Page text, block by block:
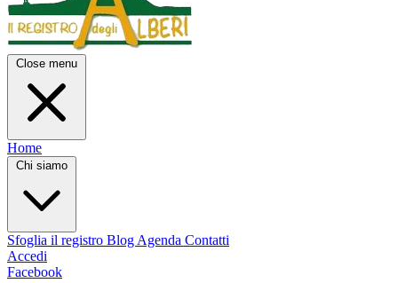
Close menu
Home
Chi siamo
Sfoglia il registro Blog Agenda Contatti
Accedi
Facebook